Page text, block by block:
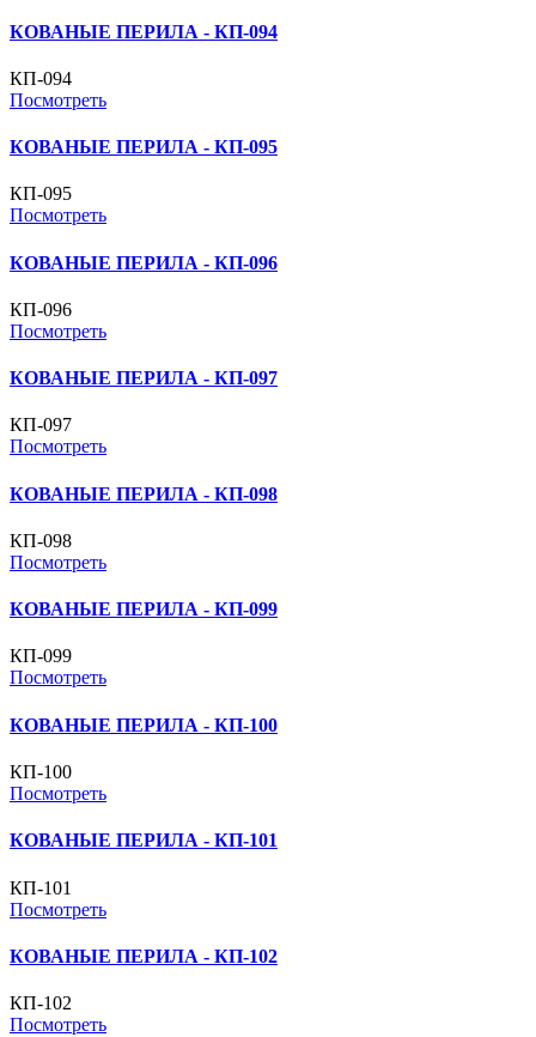
КОВАНЫЕ ПЕРИЛА - КП-094
КП-094
Посмотреть
КОВАНЫЕ ПЕРИЛА - КП-095
КП-095
Посмотреть
КОВАНЫЕ ПЕРИЛА - КП-096
КП-096
Посмотреть
КОВАНЫЕ ПЕРИЛА - КП-097
КП-097
Посмотреть
КОВАНЫЕ ПЕРИЛА - КП-098
КП-098
Посмотреть
КОВАНЫЕ ПЕРИЛА - КП-099
КП-099
Посмотреть
КОВАНЫЕ ПЕРИЛА - КП-100
КП-100
Посмотреть
КОВАНЫЕ ПЕРИЛА - КП-101
КП-101
Посмотреть
КОВАНЫЕ ПЕРИЛА - КП-102
КП-102
Посмотреть